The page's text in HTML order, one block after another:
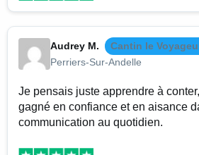
Audrey M.
Cantin le
Perriers-Sur-Andelle
Je pensais juste apprendre à
gagné en confiance et en aisance
communication au quotidien.